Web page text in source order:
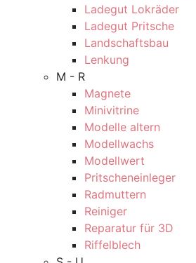
Ladegut Lokräder
Ladegut Pritsche
Landschaftsbau
Lenkung
M - R
Magnete
Minivitrine
Modelle altern
Modellwachs
Modellwert
Pritscheneinleger
Radmuttern
Reiniger
Reparatur für 3D
Riffelblech